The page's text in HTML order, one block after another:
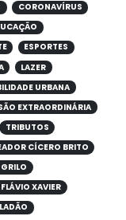
CORONAVÍRUS
ESPORTES
LAZER
URBANA
EXTRAORDINÁRIA
TRIBUTOS
CÍCERO BRITO
XAVIER